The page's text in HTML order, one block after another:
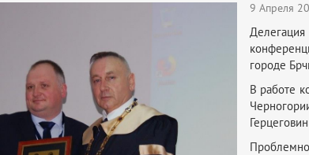
9 Апреля
городе
В работе